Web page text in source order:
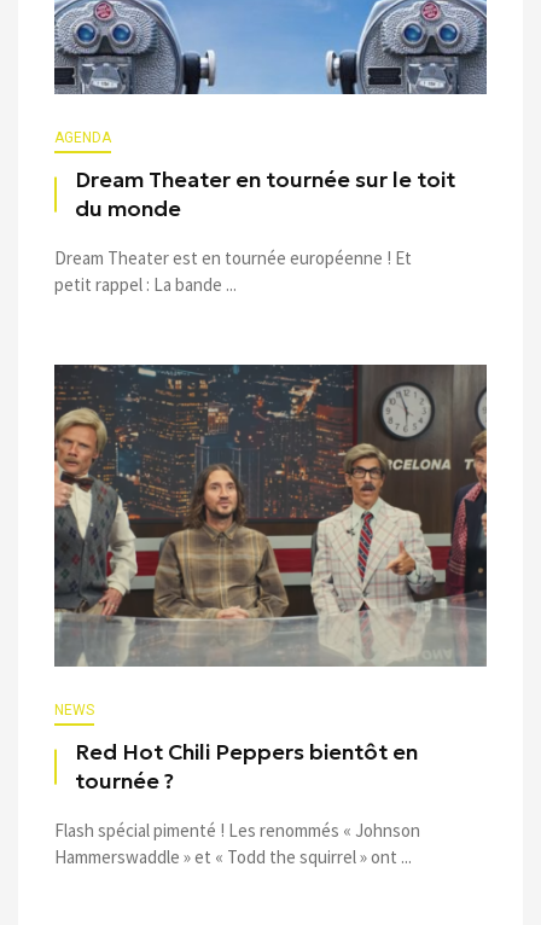
AGENDA
Dream Theater en tournée sur le toit
du monde
Dream Theater est en tournée européenne ! Et
petit rappel : La bande ...
NEWS
Red Hot Chili Peppers bientôt en
tournée ?
Flash spécial pimenté ! Les renommés « Johnson
Hammerswaddle » et « Todd the squirrel » ont ...